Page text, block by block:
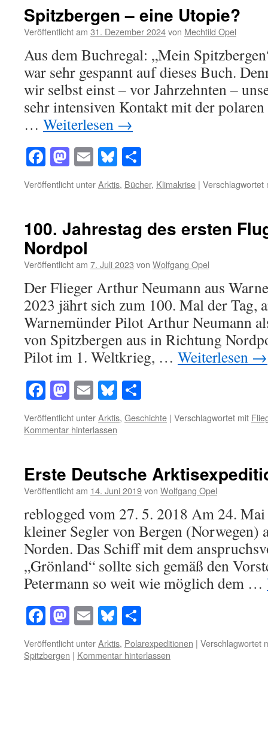
Spitzbergen – eine Utopie?
Veröffentlicht am 31. Dezember 2024von Mechtild Opel
Aus dem Buchregal: „Mein
war sehr gespannt auf dieses Buch.
wir selbst einst – vor Jahrzehnten –
sehr intensiven Kontakt mit der
… Weiterlesen →
Facebook
Mastodon
EmailBluesky
Veröffentlicht unterArktis, Bücher, Klimakrise | Verschlagwortet
100. Jahrestag des ersten
Nordpol
Veröffentlicht am 7. Juli 2023 von Wolfgang Opel
Der Flieger Arthur Neumann aus
2023 jährt sich zum 100. Mal der Tag,
Warnemünder Pilot Arthur Neumann
von Spitzbergen aus in Richtung
Pilot im 1. Weltkrieg, … Weiterlesen →
Facebook
Mastodon
EmailBluesky
Veröffentlicht unterArktis, Geschichte | Verschlagwortet mit
Kommentar hinterlassen
Erste Deutsche
Veröffentlicht am 14. Juni 2019von Wolfgang Opel
reblogged vom 27. 5. 2018 Am 24.
kleiner Segler von Bergen (Norwegen)
Norden. Das Schiff mit dem
„Grönland“ sollte sich gemäß den
Petermann so weit wie möglich dem …
Facebook
Mastodon
EmailBluesky
Veröffentlicht unterArktis, Polarexpeditionen | Verschlagwortet
Spitzbergen | Kommentar hinterlassen